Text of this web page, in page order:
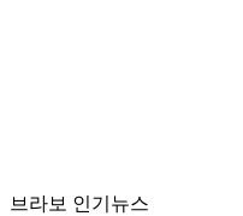
브라보 인기뉴스